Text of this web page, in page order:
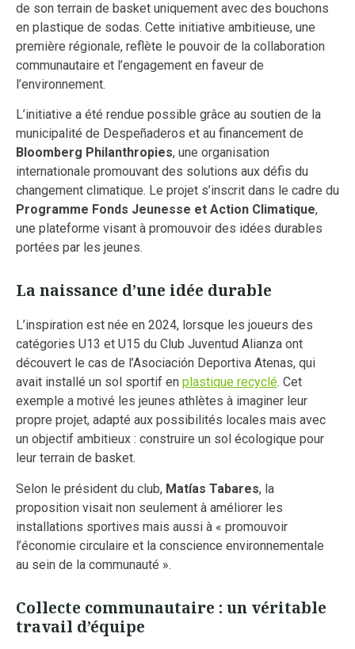
de son terrain de basket uniquement avec des bouchons
en plastique de sodas. Cette initiative ambitieuse, une
première régionale, reflète le pouvoir de la collaboration
communautaire et l’engagement en faveur de
l’environnement.
L’initiative a été rendue possible grâce au soutien de la
municipalité de Despeñaderos et au financement de
Bloomberg Philanthropies, une organisation
internationale promouvant des solutions aux défis du
changement climatique. Le projet s’inscrit dans le cadre du
Programme Fonds Jeunesse et Action Climatique,
une plateforme visant à promouvoir des idées durables
portées par les jeunes.
La naissance d’une idée durable
L’inspiration est née en 2024, lorsque les joueurs des
catégories U13 et U15 du Club Juventud Alianza ont
découvert le cas de l’Asociación Deportiva Atenas, qui
avait installé un sol sportif en plastique recyclé. Cet
exemple a motivé les jeunes athlètes à imaginer leur
propre projet, adapté aux possibilités locales mais avec
un objectif ambitieux : construire un sol écologique pour
leur terrain de basket.
Selon le président du club, Matías Tabares, la
proposition visait non seulement à améliorer les
installations sportives mais aussi à « promouvoir
l’économie circulaire et la conscience environnementale
au sein de la communauté ».
Collecte communautaire : un véritable
travail d’équipe